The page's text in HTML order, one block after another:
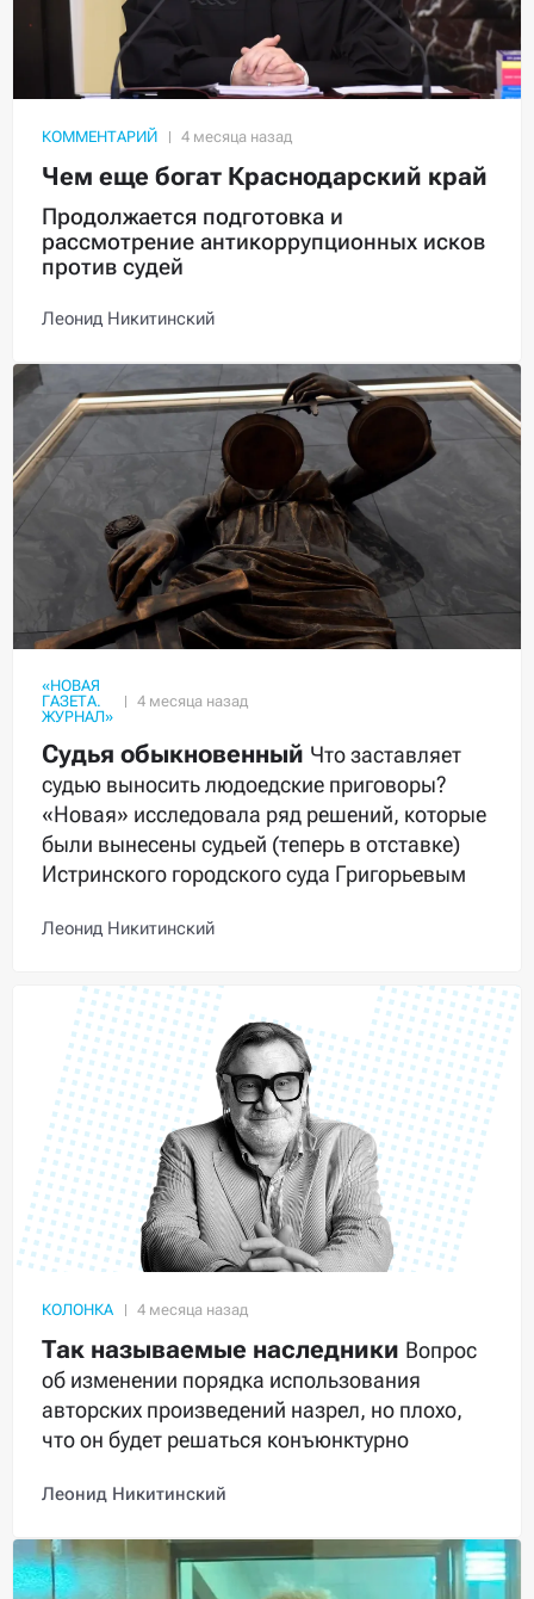
КОММЕНТАРИЙ
Чем еще богат Краснодарский край
Продолжается подготовка и
рассмотрение антикоррупционных исков
против судей
Леонид Никитинский
«НОВАЯ
ГАЗЕТА.
ЖУРНАЛ»
Судья обыкновенный Что заставляет
судью выносить людоедские приговоры?
«Новая» исследовала ряд решений, которые
были вынесены судьей (теперь в отставке)
Истринского городского суда Григорьевым
Леонид Никитинский
КОЛОНКА
Так называемые наследники Вопрос
об изменении порядка использования
авторских произведений назрел, но плохо,
что он будет решаться конъюнктурно
Леонид Никитинский